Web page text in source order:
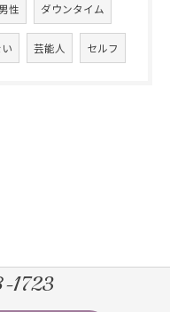
男性 ダウンタイム
芸能人 セルフ